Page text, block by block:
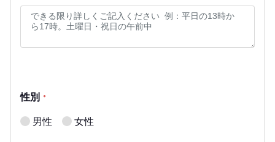
性別 *
男性 女性